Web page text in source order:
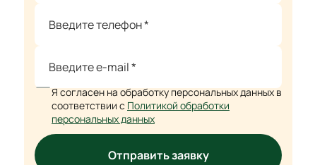
Я согласен на обработку персональных данных в
соответствии с Политикой обработки
персональных данных
Отправить заявку